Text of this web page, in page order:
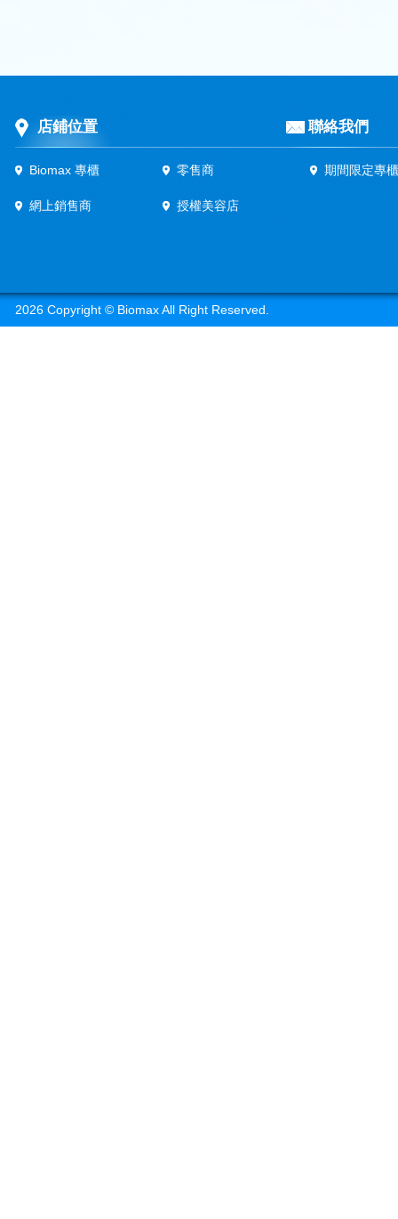
店鋪位置 聯絡我們
Biomax 專櫃 零售商 期間限定專櫃
網上銷售商 授權美容店
2026 Copyright © Biomax All Right Reserved.